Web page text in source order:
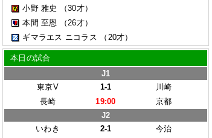
小野 雅史
（30才）
本間 至恩
（26才）
ギマラエス ニコラス
（20才）
本日の試合
J1
東京V
1-1
川崎
長崎
19:00
京都
J2
いわき
2-1
今治